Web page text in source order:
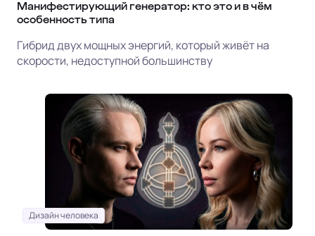
Манифестирующий генератор: кто это и в чём
особенность типа
Гибрид двух мощных энергий, который живёт на
скорости, недоступной большинству
Дизайн человека